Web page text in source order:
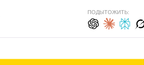
ПОДЫТОЖИТЬ: